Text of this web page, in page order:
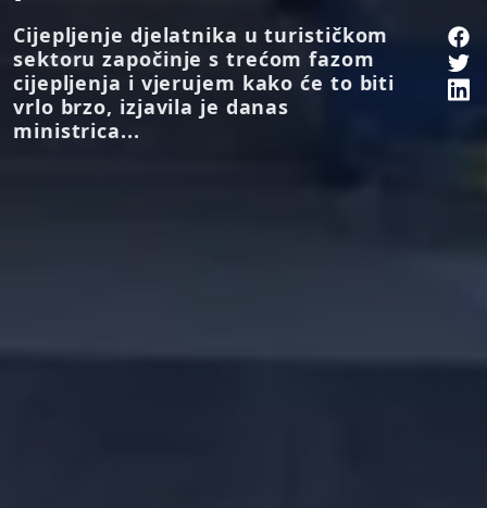
Cijepljenje djelatnika u turističkom
sektoru započinje s trećom fazom
cijepljenja i vjerujem kako će to biti
vrlo brzo, izjavila je danas
ministrica...